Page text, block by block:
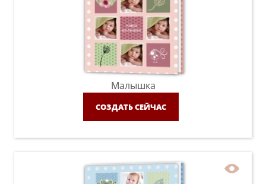
Малышка
СОЗДАТЬ СЕЙЧАС